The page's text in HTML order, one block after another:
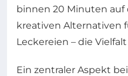
binnen 20 Minuten auf
kreativen Alternativen
Leckereien – die
Ein zentraler Aspekt